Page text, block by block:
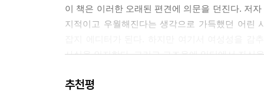
2017년 에미상 시상식에서 ---「빅 리틀 라이즈」
---「6_여성들이 함께할 때 나오는 힘」중에서
이 책은 이러한 오래된 편견에 의문을 던진다. 저
지적이고 우월해진다는 생각으로 가득했던 어린
사실을 인지한다. 그리고 그즈음에 일터에서 자신
저자는 시대에 따라 여성의 우정을 향한 시각이
추천평